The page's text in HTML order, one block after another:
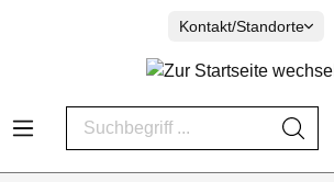
Kontakt/Standorte